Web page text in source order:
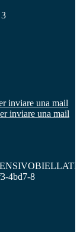
inviare una mail
inviare una mail
4bd7-8